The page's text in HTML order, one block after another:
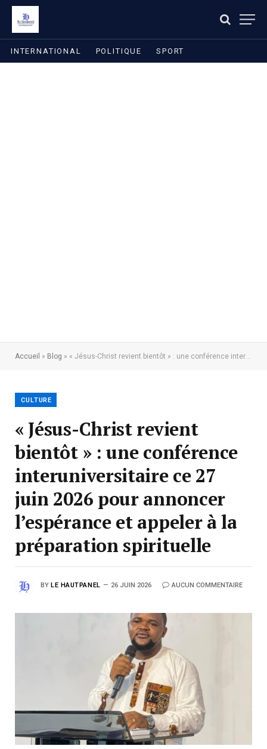
INTERNATIONAL POLITIQUE SPORT
Accueil » Blog » « Jésus-Christ revient bientôt » : une conférence interuniversitaire ce 27 juin 2026 pour annoncer l’espérance et appeler à la préparation spirituelle
CULTURE
« Jésus-Christ revient
bientôt » : une conférence
interuniversitaire ce 27
juin 2026 pour annoncer
l’espérance et appeler à la
préparation spirituelle
BY LE HAUTPANEL 26 JUIN 2026 AUCUN COMMENTAIRE